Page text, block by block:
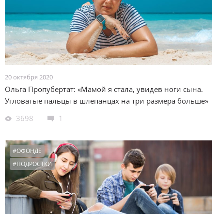
20 октября 2020
Ольга Пропубертат: «Мамой я стала, увидев ноги сына.
Угловатые пальцы в шлепанцах на три размера больше»
3698
1
#ОФОНДЕ
#ПОДРОСТКИ